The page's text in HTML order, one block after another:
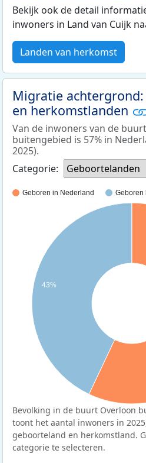
Bekijk ook de detail
inwoners in Land van Cuijk
Landen van herkomst
Migratie
en herkomstlanden
Van de inwoners van de
buitengebied is 57% in
2025).
Categorie:
Geboortelanden
Geboren in Nederland Geboren
43%
Bevolking in de buurt Overloon
toont het aantal inwoners in
geboorteland en herkomstland.
categorie te selecteren.